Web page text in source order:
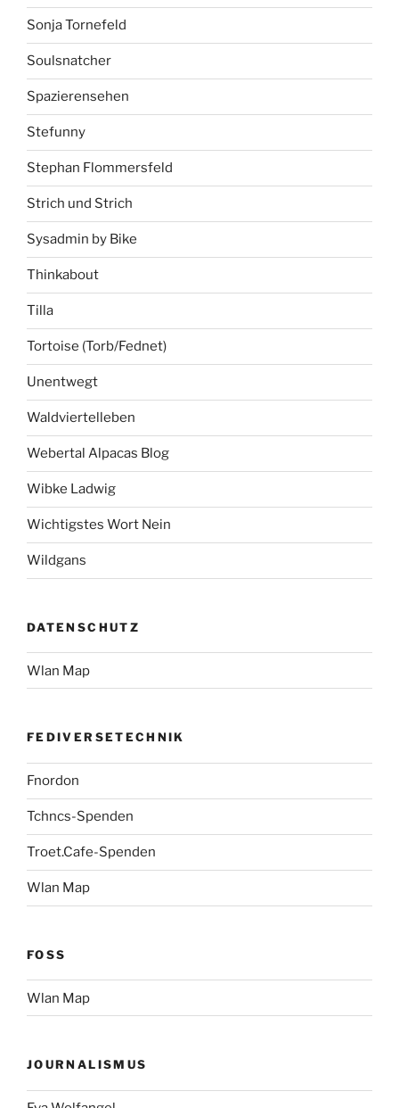
Sonja Tornefeld
Soulsnatcher
Spazierensehen
Stefunny
Stephan Flommersfeld
Strich und Strich
Sysadmin by Bike
Thinkabout
Tilla
Tortoise (Torb/Fednet)
Unentwegt
Waldviertelleben
Webertal Alpacas Blog
Wibke Ladwig
Wichtigstes Wort Nein
Wildgans
DATENSCHUTZ
Wlan Map
FEDIVERSETECHNIK
Fnordon
Tchncs-Spenden
Troet.Cafe-Spenden
Wlan Map
FOSS
Wlan Map
JOURNALISMUS